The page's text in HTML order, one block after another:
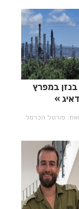
בנזן במפרץ
מאת: פורטל הכרמל